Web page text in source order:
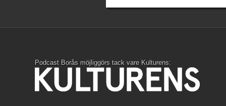
Podcast Borås möjliggörs tack vare Kulturens: